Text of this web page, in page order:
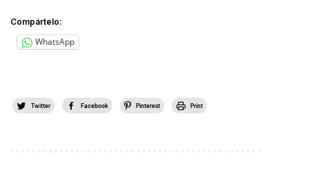
Compártelo:
WhatsApp
Twitter Facebook Pinterest Print